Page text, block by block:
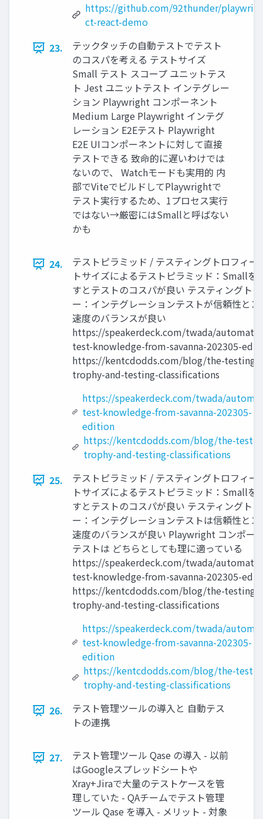
https://github.com/92thunder/
ct-react-demo
23.
テックタッチの自動テストでテスト
のコスパを考える テストサイズ
Small テスト スコープ ユニットテス
ト Jest ユニットテスト インテグレー
ション Playwright コンポーネント
Medium Large Playwright インテグ
レーション E2Eテスト Playwright
E2E UIコンポーネントに対して直接
テストできる 致命的に遅いわけでは
ないので、 Watchモードも実用的 内
部でViteでビルドしてPlaywrightで
テスト実行するため、1プロセス実行
ではない→厳密にはSmallと呼ばない
かも
24.
テストピラミッド / テスティングトロフィー
トサイズによるテストピラミッド：Smallを
すとテストのコスパが良い テスティングト
ー：インテグレーションテストが信頼性と
速度のバランスが良い
https://speakerdeck.com/twada/
test-knowledge-from-savanna-202305-
https://kentcdodds.com/blog/the-testing-
trophy-and-testing-classifications
https://speakerdeck.com/twada/
test-knowledge-from-savanna-202305-
edition
https://kentcdodds.com/blog/the-
trophy-and-testing-classifications
25.
テストピラミッド / テスティングトロフィー
トサイズによるテストピラミッド：Smallを
すとテストのコスパが良い テスティングト
ー：インテグレーションテストは信頼性と
速度のバランスが良い Playwright コンポー
テストは どちらとしても理に適っている
https://speakerdeck.com/twada/
test-knowledge-from-savanna-202305-
https://kentcdodds.com/blog/the-testing-
trophy-and-testing-classifications
https://speakerdeck.com/twada/
test-knowledge-from-savanna-202305-
edition
https://kentcdodds.com/blog/the-
trophy-and-testing-classifications
26.
テスト管理ツールの導入と 自動テス
トの連携
27.
テスト管理ツール Qase の導入 - 以前
はGoogleスプレッドシートや
Xray+Jiraで大量のテストケースを管
理していた - QAチームでテスト管理
ツール Qase を導入 - メリット - 対象